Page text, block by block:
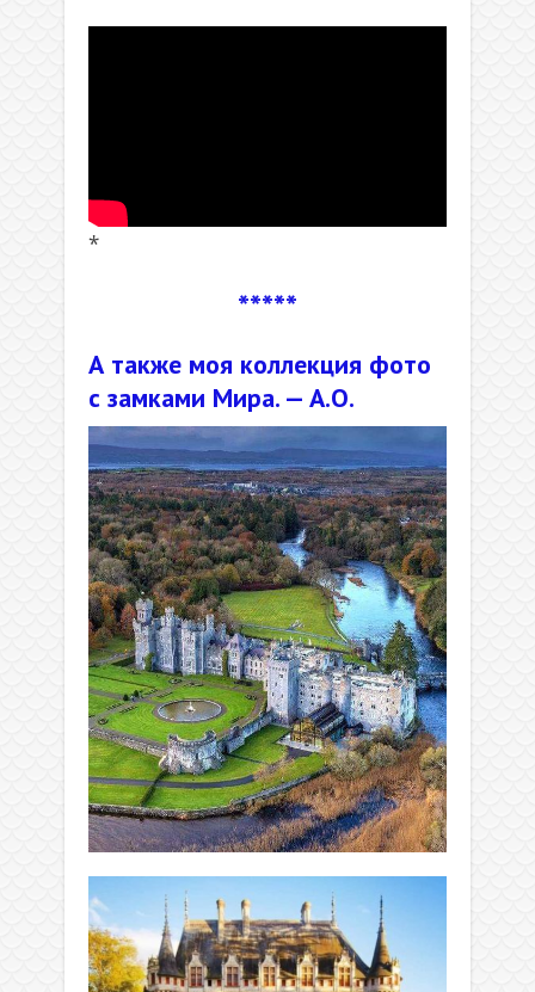
*
*****
А также моя коллекция фото
с замками Мира. — А.О.